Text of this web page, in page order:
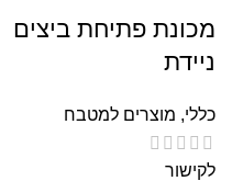
מכונת פתיחת ביצים
ניידת
כללי, מוצרים למטבח
לקישור